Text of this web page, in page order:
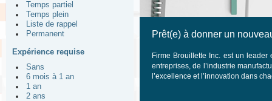
Temps partiel
Temps plein
Liste de rappel
Permanent
Expérience requise
Sans
6 mois à 1 an
1 an
2 ans
Prêt(e) à donner un
Firme Brouillette Inc. est un
entreprises, de l’industrie
l’excellence et l’innovation dans